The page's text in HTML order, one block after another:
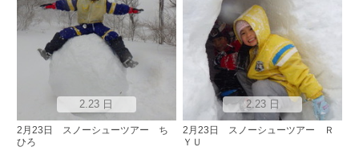
2.23 日
2月23日 スノーシューツアー ち
ひろ
2.23 日
2月23日 スノーシューツアー Ｒ
ＹＵ